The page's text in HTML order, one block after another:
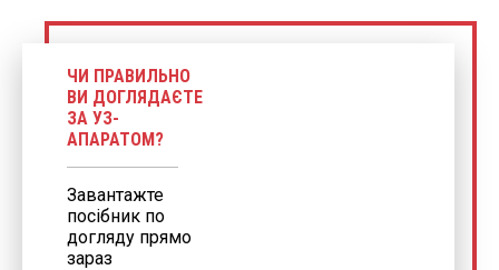
ЧИ ПРАВИЛЬНО
ВИ ДОГЛЯДАЄТЕ
ЗА УЗ-
АПАРАТОМ?
Завантажте
посібник по
догляду прямо
зараз